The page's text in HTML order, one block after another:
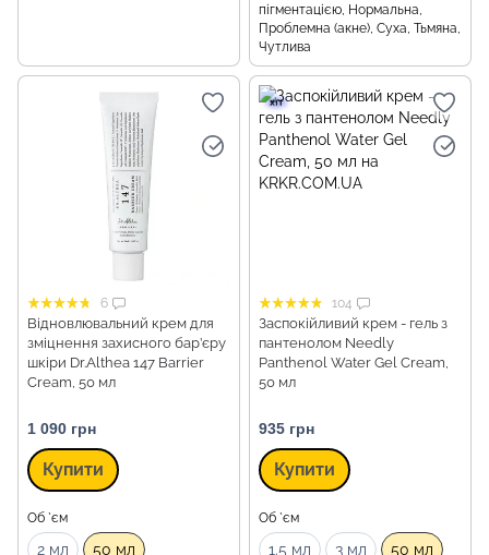
пігментацією, Нормальна,
Проблемна (акне), Суха, Тьмяна,
Чутлива
6
Відновлювальний крем для
зміцнення захисного бар’єру
шкіри Dr.Althea 147 Barrier
Cream, 50 мл
1 090 грн
Купити
Об `єм
2 мл 50 мл
104
Заспокійливий крем - гель з
пантенолом Needly
Panthenol Water Gel Cream,
50 мл
935 грн
Купити
Об `єм
1.5 мл 3 мл 50 мл